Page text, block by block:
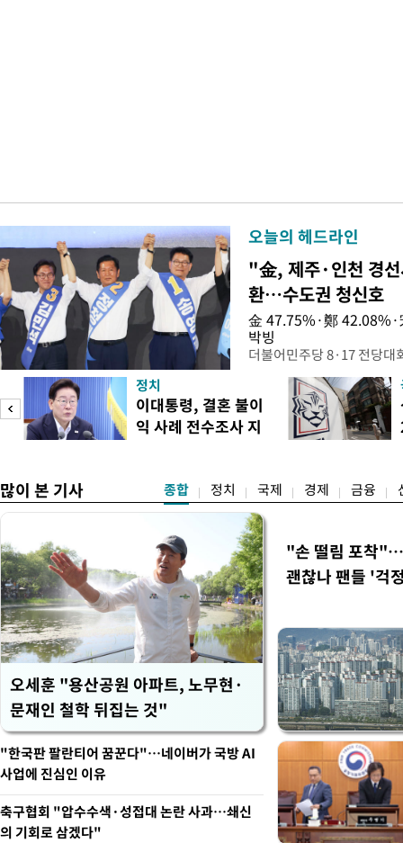
오늘의 헤드라인
"金, 제주·인천 경
환…수도권 청신호
金 47.75%·鄭
박빙
더불어민주당 8·17 전당대
인천 권리당원 투표에서
난주 첫 주말 순회경선에서
경남에서는 정청래 후보가
앙당 선관위원장은 8일 제
정치
이대통령, 결혼 불이
익 사례 전수조사 지
많이 본 기사 종합 정치 국제 경제 금융
오세훈 "용산공원 아파트, 노무현·
문재인 철학 뒤집는 것"
"손 떨림 포착
괜찮나 팬들 '걱
"한국판 팔란티어 꿈꾼다"…네이버가 국방 AI
사업에 진심인 이유
축구협회 "압수수색·성접대 논란 사과…쇄신
의 기회로 삼겠다"